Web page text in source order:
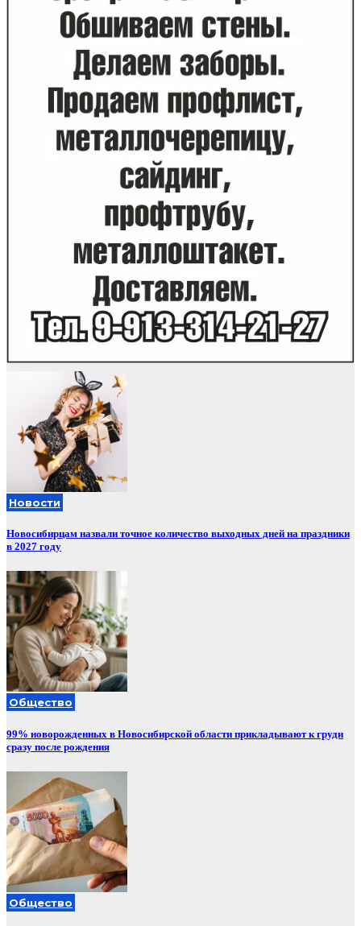
Новости
Новосибирцам назвали точное количество выходных дней на праздники
в 2027 году
Общество
99% новорожденных в Новосибирской области прикладывают к груди
сразу после рождения
Общество